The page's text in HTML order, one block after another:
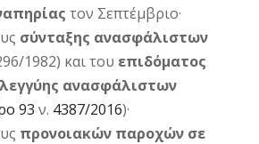
τον Σεπτέμβριο·
σύνταξης ανασφάλιστων
1982) και του επιδόματος
ανασφάλιστων
93 ν. 4387/2016)·
προνοιακών παροχών σε